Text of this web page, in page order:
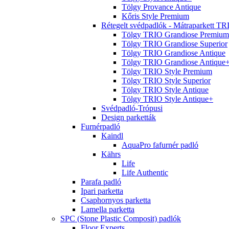
Tölgy Provance Antique
Kőris Style Premium
Rétegelt svédpadlók - Mátraparkett
Tölgy TRIO Grandiose Premium
Tölgy TRIO Grandiose Superior
Tölgy TRIO Grandiose Antique
Tölgy TRIO Grandiose
Tölgy TRIO Style Premium
Tölgy TRIO Style Superior
Tölgy TRIO Style Antique
Tölgy TRIO Style Antique+
Svédpadló-Trópusi
Design parketták
Furnérpadló
Kaindl
AquaPro fafurnér padló
Kährs
Life
Life Authentic
Parafa padló
Ipari parketta
Csaphornyos parketta
Lamella parketta
SPC (Stone Plastic Composit) padlók